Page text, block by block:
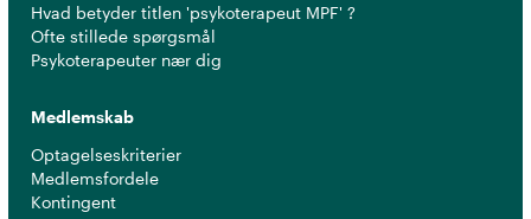
Hvad betyder titlen 'psykoterapeut MPF' ?
Ofte stillede spørgsmål
Psykoterapeuter nær dig
Medlemskab
Optagelseskriterier
Medlemsfordele
Kontingent